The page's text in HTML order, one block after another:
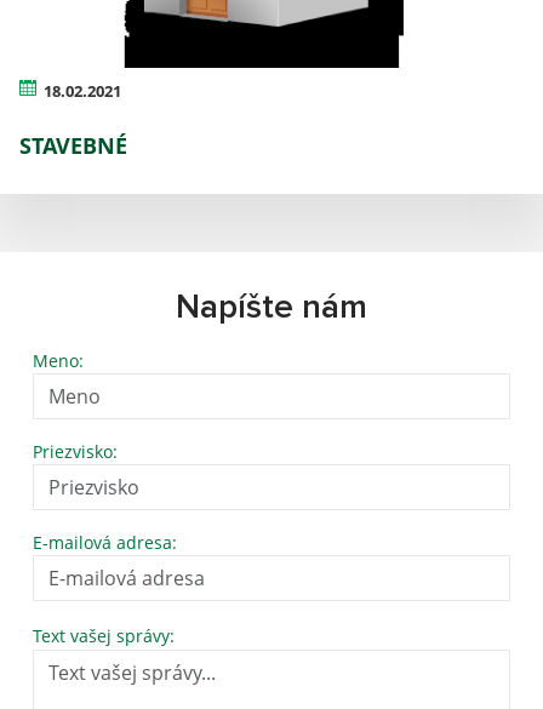
18.02.2021
STAVEBNÉ
Napíšte nám
Meno:
Priezvisko:
E-mailová adresa:
Text vašej správy: